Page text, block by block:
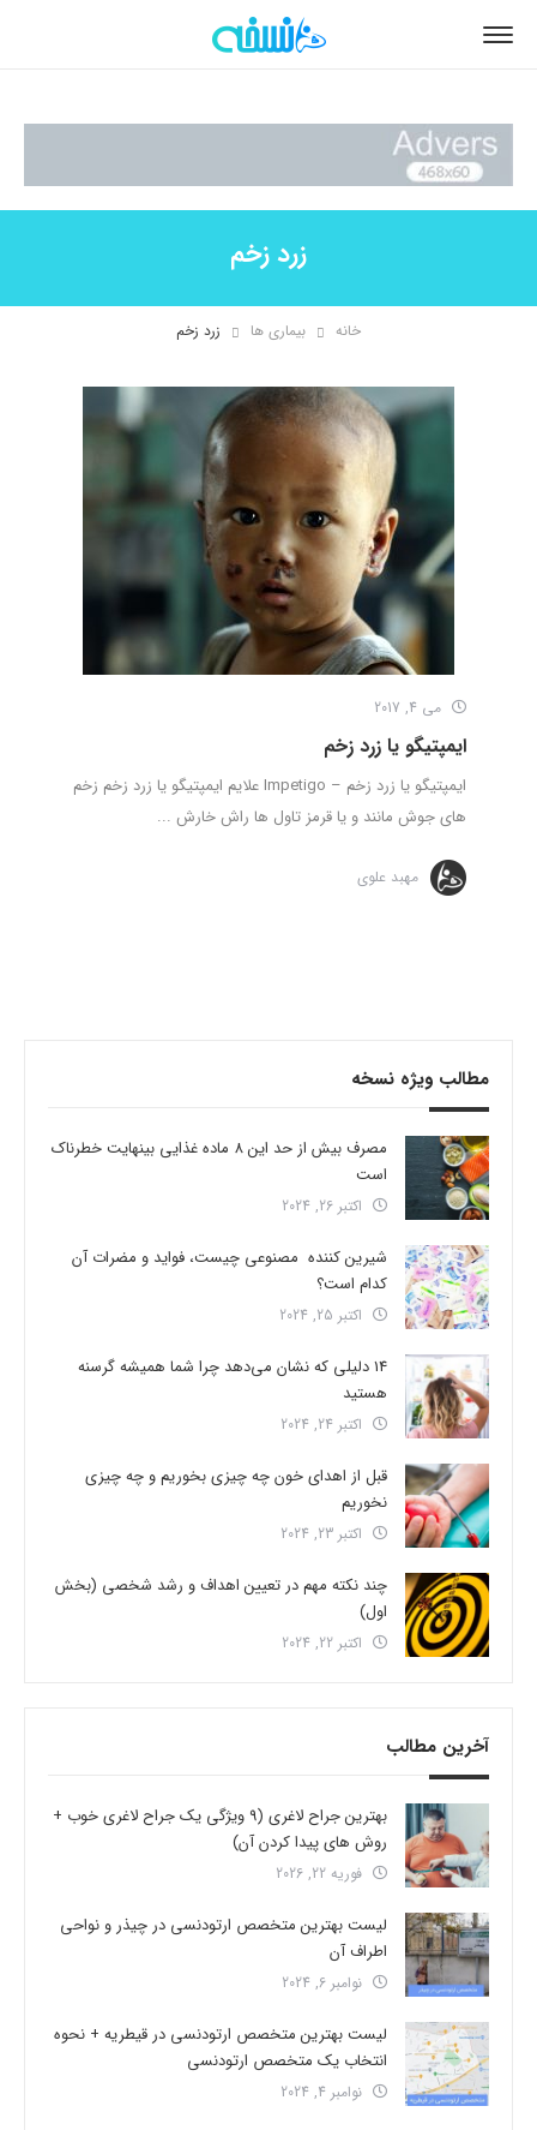
زرد زخم
خانه بیماری ها زرد زخم
می 4, 2017
ایمپتیگو یا زرد زخم
ایمپتیگو یا زرد زخم – Impetigo علایم ایمپتیگو یا زرد زخم زخم
های جوش مانند و یا قرمز تاول ها راش خارش ...
مهبد علوی
مطالب ویژه نسخه
مصرف بیش از حد این 8 ماده غذایی بینهایت خطرناک
است
اکتبر 26, 2024
شیرین کننده مصنوعی چیست، فواید و مضرات آن
کدام است؟
اکتبر 25, 2024
14 دلیلی که نشان می‌دهد چرا شما همیشه گرسنه
هستید
اکتبر 24, 2024
قبل از اهدای خون چه چیزی بخوریم و چه چیزی
نخوریم
اکتبر 23, 2024
چند نکته مهم در تعیین اهداف و رشد شخصی (بخش
اول)
اکتبر 22, 2024
آخرین مطالب
بهترین جراح لاغری (9 ویژگی یک جراح لاغری خوب +
روش های پیدا کردن آن)
فوریه 22, 2026
لیست بهترین متخصص ارتودنسی در چیذر و نواحی
اطراف آن
نوامبر 6, 2024
لیست بهترین متخصص ارتودنسی در قیطریه + نحوه
انتخاب یک متخصص ارتودنسی
نوامبر 4, 2024